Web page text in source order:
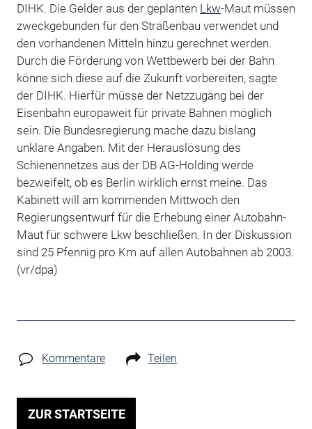
DIHK. Die Gelder aus der geplanten Lkw-Maut müssen
zweckgebunden für den Straßenbau verwendet und
den vorhandenen Mitteln hinzu gerechnet werden.
Durch die Förderung von Wettbewerb bei der Bahn
könne sich diese auf die Zukunft vorbereiten, sagte
der DIHK. Hierfür müsse der Netzzugang bei der
Eisenbahn europaweit für private Bahnen möglich
sein. Die Bundesregierung mache dazu bislang
unklare Angaben. Mit der Herauslösung des
Schienennetzes aus der DB AG-Holding werde
bezweifelt, ob es Berlin wirklich ernst meine. Das
Kabinett will am kommenden Mittwoch den
Regierungsentwurf für die Erhebung einer Autobahn-
Maut für schwere Lkw beschließen. In der Diskussion
sind 25 Pfennig pro Km auf allen Autobahnen ab 2003.
(vr/dpa)
Kommentare Teilen
ZUR STARTSEITE